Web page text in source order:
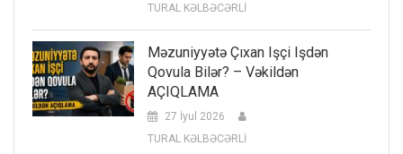
TURAL KƏLBƏCƏRLİ
Məzuniyyətə Çıxan Işçi Işdən
Qovula Bilər? – Vəkildən
AÇIQLAMA
27 İyul 2026
TURAL KƏLBƏCƏRLİ